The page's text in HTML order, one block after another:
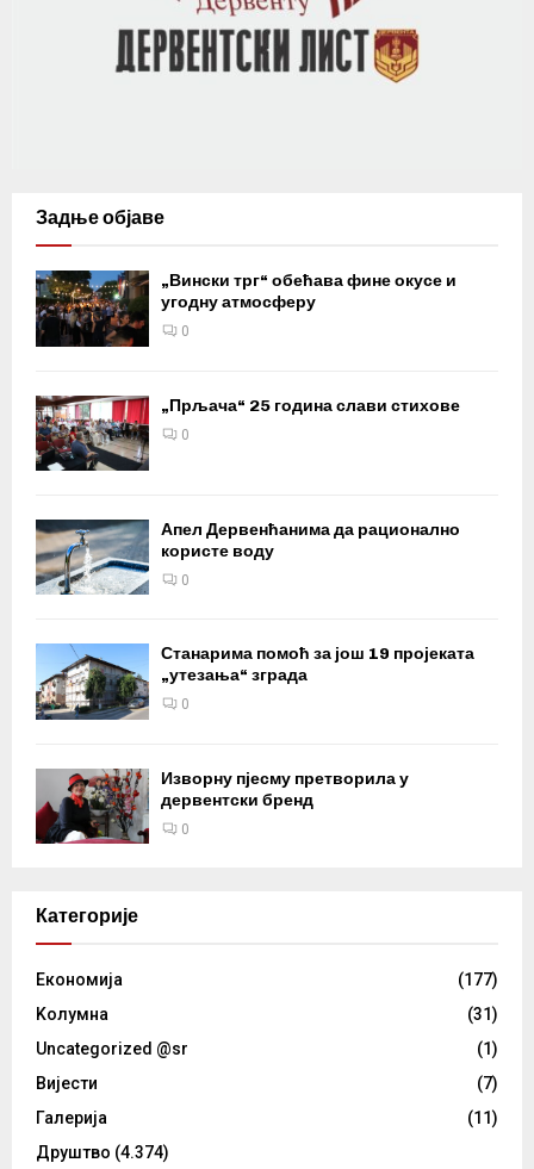
Задње објаве
„Вински трг“ обећава фине окусе и
угодну атмосферу
0
„Прљача“ 25 година слави стихове
0
Апел Дервенћанима да рационално
користе воду
0
Станарима помоћ за још 19 пројеката
„утезања“ зграда
0
Изворну пјесму претворила у
дервентски бренд
0
Категорије
Eкономија
(177)
Kолумнa
(31)
Uncategorized @sr
(1)
Вијести
(7)
Галерија
(11)
Друштво (4.374)